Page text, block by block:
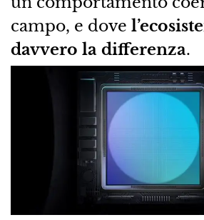
campo, e dove
davvero la differenza.